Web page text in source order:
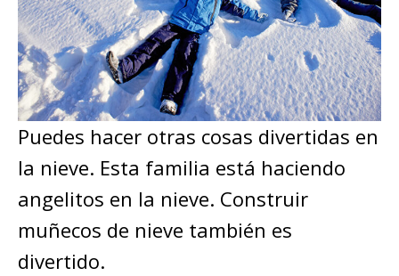
Puedes hacer otras cosas divertidas en
la nieve. Esta familia está haciendo
angelitos en la nieve. Construir
muñecos de nieve también es
divertido.